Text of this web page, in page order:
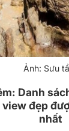
Ảnh: Sưu
Danh
view đẹp
nhất